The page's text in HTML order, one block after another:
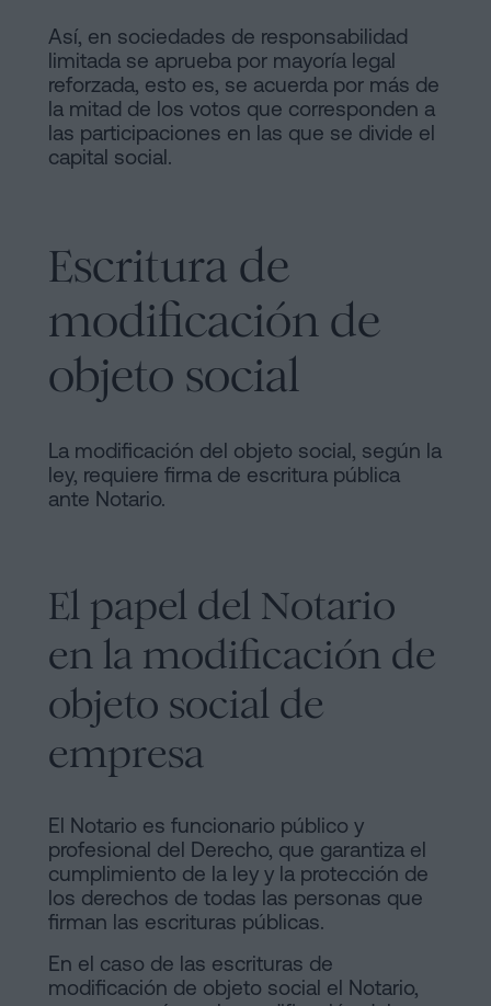
Así, en sociedades de responsabilidad
limitada se aprueba por mayoría legal
reforzada, esto es, se acuerda por más de
la mitad de los votos que corresponden a
las participaciones en las que se divide el
capital social.
Escritura de
modificación de
objeto social
La modificación del objeto social, según la
ley, requiere firma de escritura pública
ante Notario.
El papel del Notario
en la modificación de
objeto social de
empresa
El Notario es funcionario público y
profesional del Derecho, que garantiza el
cumplimiento de la ley y la protección de
los derechos de todas las personas que
firman las escrituras públicas.
En el caso de las escrituras de
modificación de objeto social el Notario,